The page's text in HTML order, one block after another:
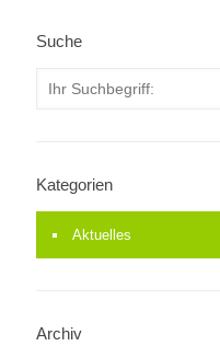
Suche
Kategorien
Aktuelles
Archiv